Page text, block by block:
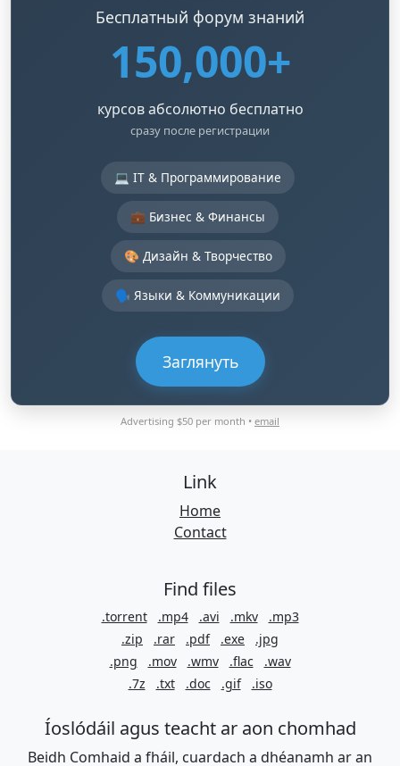
Бесплатный форум знаний
150,000+
курсов абсолютно бесплатно
сразу после регистрации
💻 IT & Программирование
💼 Бизнес & Финансы
🎨 Дизайн & Творчество
🗣️ Языки & Коммуникации
Заглянуть
Advertising $50 per month • email
Link
Home
Contact
Find files
.torrent .mp4 .avi .mkv
.mp3
.zip
.rar .pdf .exe
.jpg
.png
.mov .wmv .flac
.wav
.7z
.txt .doc .gif .iso
Íoslódáil agus teacht ar aon chomhad
Beidh Comhaid a fháil, cuardach a dhéanamh ar an